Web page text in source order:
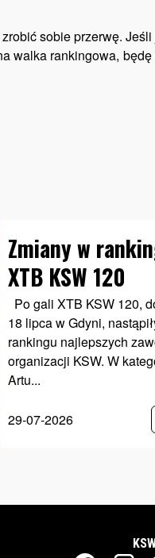
sobie przerwę.
walka rankingowa, będę
Zmiany w
XTB KSW 120
Po gali XTB KSW 120,
18 lipca w Gdyni,
rankingu najlepszych
organizacji KSW. W
Artu...
29-07-2026